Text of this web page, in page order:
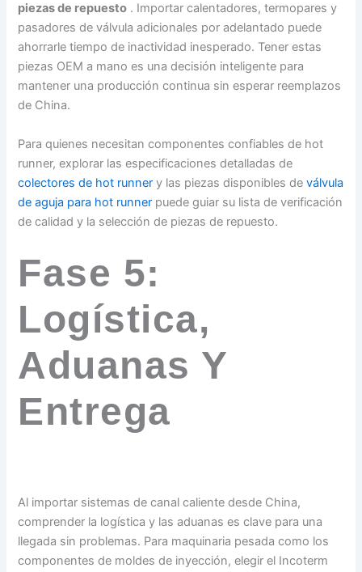
piezas de repuesto . Importar calentadores, termopares y
pasadores de válvula adicionales por adelantado puede
ahorrarle tiempo de inactividad inesperado. Tener estas
piezas OEM a mano es una decisión inteligente para
mantener una producción continua sin esperar reemplazos
de China.
Para quienes necesitan componentes confiables de hot
runner, explorar las especificaciones detalladas de
colectores de hot runner y las piezas disponibles deválvula
de aguja para hot runner puede guiar su lista de verificación
de calidad y la selección de piezas de repuesto.
Fase 5:
Logística,
Aduanas Y
Entrega
Al importar sistemas de canal caliente desde China,
comprender la logística y las aduanas es clave para una
llegada sin problemas. Para maquinaria pesada como los
componentes de moldes de inyección, elegir el Incoterm